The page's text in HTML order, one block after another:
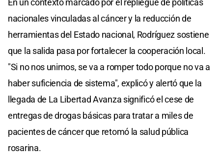
En un contexto marcado por el repliegue de políticas
nacionales vinculadas al cáncer y la reducción de
herramientas del Estado nacional, Rodríguez sostiene
que la salida pasa por fortalecer la cooperación local.
"Si no nos unimos, se va a romper todo porque no va a
haber suficiencia de sistema", explicó y alertó que la
llegada de La Libertad Avanza significó el cese de
entregas de drogas básicas para tratar a miles de
pacientes de cáncer que retomó la salud pública
rosarina.